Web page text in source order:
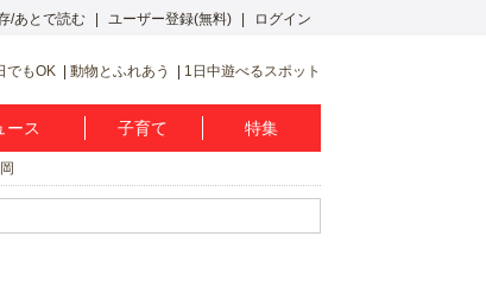
/あとで読む ユーザー登録(無料) ログイン
でもOK 動物とふれあう 1日中遊べるスポット
ース 子育て 特集